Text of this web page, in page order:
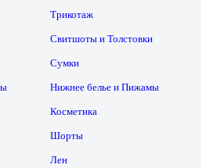
Трикотаж
Свитшоты и Толстовки
Сумки
Нижнее белье и Пижамы
Косметика
Шорты
Лен